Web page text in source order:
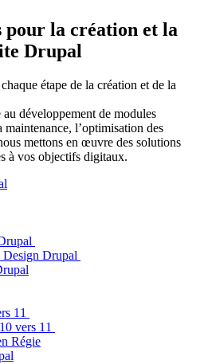
pour la création et la
Drupal
étape de la création et de la
développement de modules
maintenance, l’optimisation des
mettons en œuvre des solutions
à vos objectifs digitaux.
Drupal
11
vers 11
Régie